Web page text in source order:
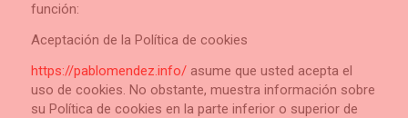
función:
Aceptación de la Política de cookies
https://pablomendez.info/asume que usted acepta el
uso de cookies. No obstante, muestra información sobre
su Política de cookies en la parte inferior o superior de